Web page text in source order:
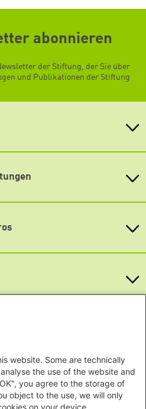
abonnieren
der Stiftung, der Sie über
und Publikationen der Stiftung
in den
website. Some are technically
the use of the website and
you agree to the storage of
object to the use, we will only
on your device.